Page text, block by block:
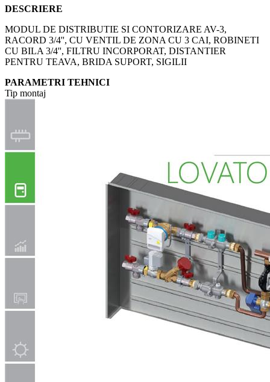
DESCRIERE
MODUL DE DISTRIBUTIE SI CONTORIZARE AV-3,
RACORD 3/4'', CU VENTIL DE ZONA CU 3 CAI, ROBINETI
CU BILA 3/4'', FILTRU INCORPORAT, DISTANTIER
PENTRU TEAVA, BRIDA SUPORT, SIGILII
PARAMETRI TEHNICI
Tip montaj